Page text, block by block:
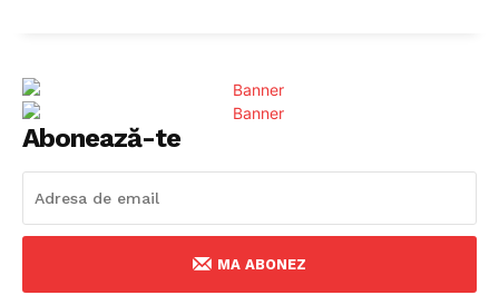
Fii reporter
Politica cookie-uri
Politica de Confidențialitate
Publicitate
Abonează-te
MA ABONEZ